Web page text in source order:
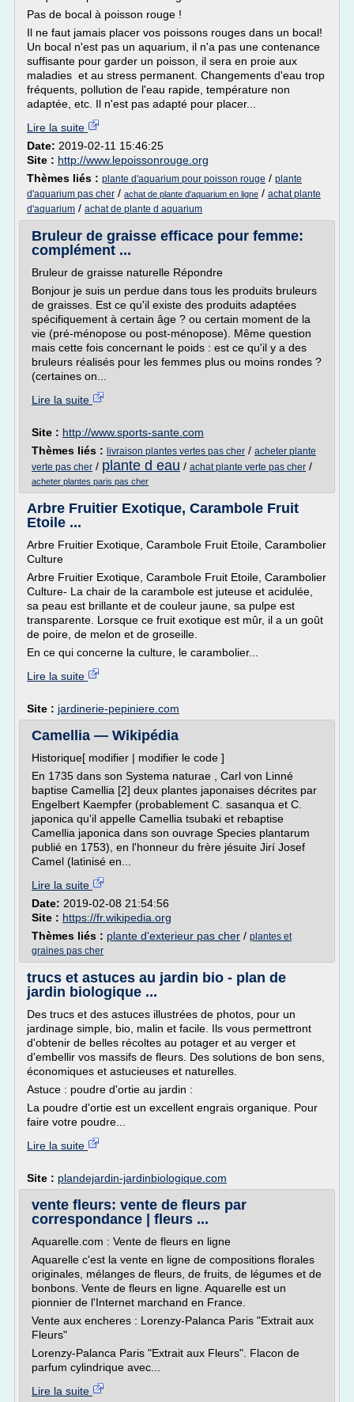
Pas de bocal à poisson rouge !
Il ne faut jamais placer vos poissons rouges dans un bocal!
Un bocal n'est pas un aquarium, il n'a pas une contenance
suffisante pour garder un poisson, il sera en proie aux
maladies et au stress permanent. Changements d'eau trop
fréquents, pollution de l'eau rapide, température non
adaptée, etc. Il n'est pas adapté pour placer...
Lire la suite
Date: 2019-02-11 15:46:25
Site : http://www.lepoissonrouge.org
Thèmes liés : plante d'aquarium pour poisson rouge / plante
d'aquarium pas cher / achat de plante d'aquarium en ligne / achat plante
d'aquarium / achat de plante d aquarium
Bruleur de graisse efficace pour femme:
complément ...
Bruleur de graisse naturelle Répondre
Bonjour je suis un perdue dans tous les produits bruleurs
de graisses. Est ce qu'il existe des produits adaptées
spécifiquement à certain âge ? ou certain moment de la
vie (pré-ménopose ou post-ménopose). Même question
mais cette fois concernant le poids : est ce qu'il y a des
bruleurs réalisés pour les femmes plus ou moins rondes ?
(certaines on...
Lire la suite
Site : http://www.sports-sante.com
Thèmes liés : livraison plantes vertes pas cher / acheter plante
verte pas cher / plante d eau / achat plante verte pas cher /
acheter plantes paris pas cher
Arbre Fruitier Exotique, Carambole Fruit
Etoile ...
Arbre Fruitier Exotique, Carambole Fruit Etoile, Carambolier
Culture
Arbre Fruitier Exotique, Carambole Fruit Etoile, Carambolier
Culture- La chair de la carambole est juteuse et acidulée,
sa peau est brillante et de couleur jaune, sa pulpe est
transparente. Lorsque ce fruit exotique est mûr, il a un goût
de poire, de melon et de groseille.
En ce qui concerne la culture, le carambolier...
Lire la suite
Site : jardinerie-pepiniere.com
Camellia — Wikipédia
Historique[ modifier | modifier le code ]
En 1735 dans son Systema naturae , Carl von Linné
baptise Camellia [2] deux plantes japonaises décrites par
Engelbert Kaempfer (probablement C. sasanqua et C.
japonica qu'il appelle Camellia tsubaki et rebaptise
Camellia japonica dans son ouvrage Species plantarum
publié en 1753), en l'honneur du frère jésuite Jirí Josef
Camel (latinisé en...
Lire la suite
Date: 2019-02-08 21:54:56
Site : https://fr.wikipedia.org
Thèmes liés : plante d'exterieur pas cher / plantes et
graines pas cher
trucs et astuces au jardin bio - plan de
jardin biologique ...
Des trucs et des astuces illustrées de photos, pour un
jardinage simple, bio, malin et facile. Ils vous permettront
d'obtenir de belles récoltes au potager et au verger et
d'embellir vos massifs de fleurs. Des solutions de bon sens,
économiques et astucieuses et naturelles.
Astuce : poudre d'ortie au jardin :
La poudre d'ortie est un excellent engrais organique. Pour
faire votre poudre...
Lire la suite
Site : plandejardin-jardinbiologique.com
vente fleurs: vente de fleurs par
correspondance | fleurs ...
Aquarelle.com : Vente de fleurs en ligne
Aquarelle c'est la vente en ligne de compositions florales
originales, mélanges de fleurs, de fruits, de légumes et de
bonbons. Vente de fleurs en ligne. Aquarelle est un
pionnier de l'Internet marchand en France.
Vente aux encheres : Lorenzy-Palanca Paris "Extrait aux
Fleurs"
Lorenzy-Palanca Paris "Extrait aux Fleurs". Flacon de
parfum cylindrique avec...
Lire la suite